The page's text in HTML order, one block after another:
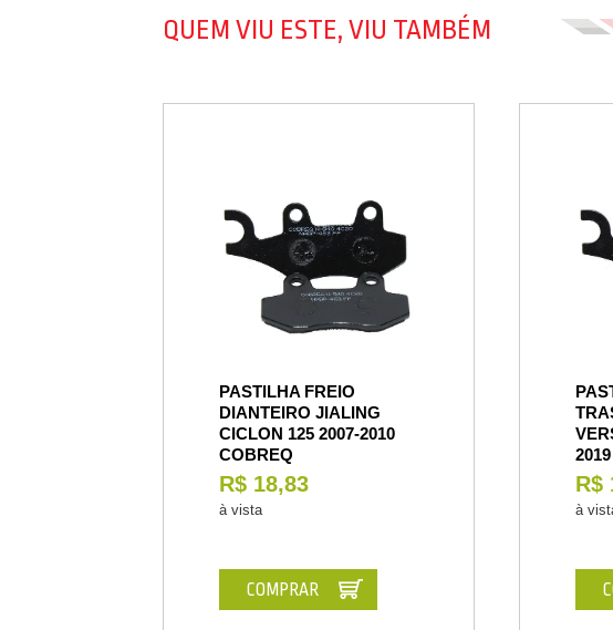
QUEM VIU ESTE, VIU TAMBÉM
PASTILHA FREIO
DIANTEIRO JIALING
CICLON 125 2007-2010
COBREQ
R$ 18,83
à vista
COMPRAR
R$
à